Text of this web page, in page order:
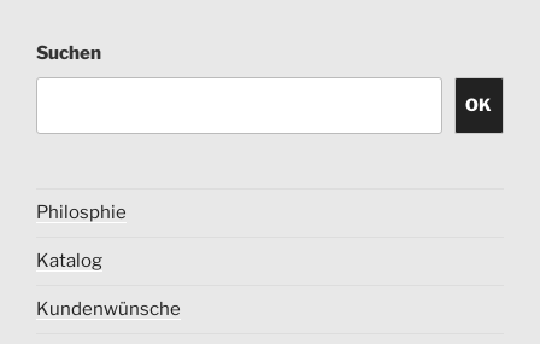
Suchen
OK
Philosphie
Katalog
Kundenwünsche